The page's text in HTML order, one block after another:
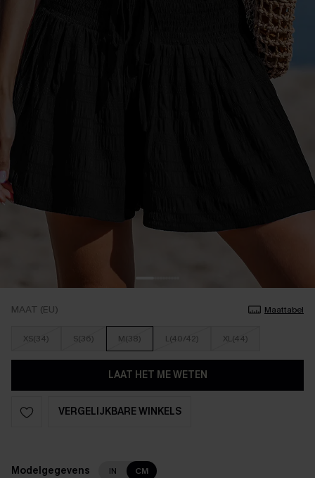
MAAT (EU) Maattabel
XS(34) S(36) M(38) L(40/42) XL(44)
LAAT HET ME WETEN
VERGELIJKBARE WINKELS
Modelgegevens IN CM